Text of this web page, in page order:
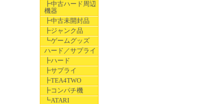
┣中古ハード周辺
機器
┣中古未開封品
┣ジャンク品
┗ゲームグッズ
ハード／サプライ
┣ハード
┣サプライ
┣TEA4TWO
┣コンパチ機
┗ATARI